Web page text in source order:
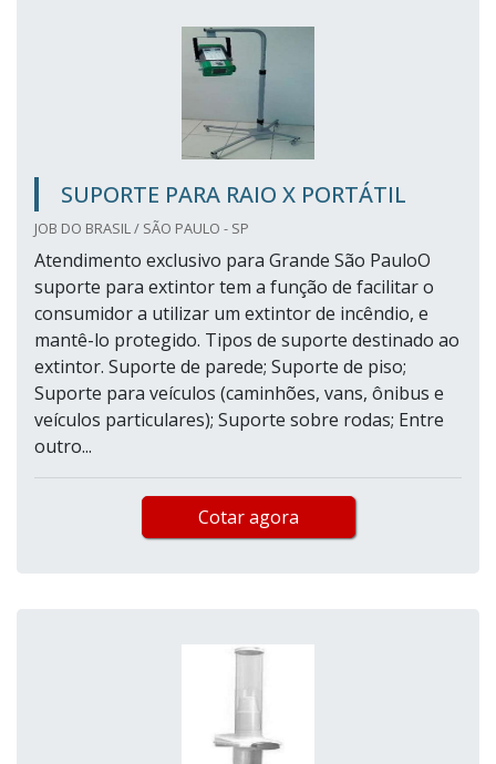
SUPORTE PARA RAIO X PORTÁTIL
JOB DO BRASIL / SÃO PAULO - SP
Atendimento exclusivo para Grande São PauloO
suporte para extintor tem a função de facilitar o
consumidor a utilizar um extintor de incêndio, e
mantê-lo protegido. Tipos de suporte destinado ao
extintor. Suporte de parede; Suporte de piso;
Suporte para veículos (caminhões, vans, ônibus e
veículos particulares); Suporte sobre rodas; Entre
outro...
Cotar agora